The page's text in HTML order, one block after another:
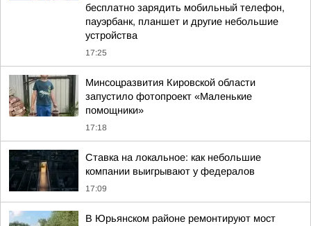
бесплатно зарядить мобильный телефон,
пауэрбанк, планшет и другие небольшие
устройства
17:25
Минсоцразвития Кировской области
запустило фотопроект «Маленькие
помощники»
17:18
Ставка на локальное: как небольшие
компании выигрывают у федералов
17:09
В Юрьянском районе ремонтируют мост